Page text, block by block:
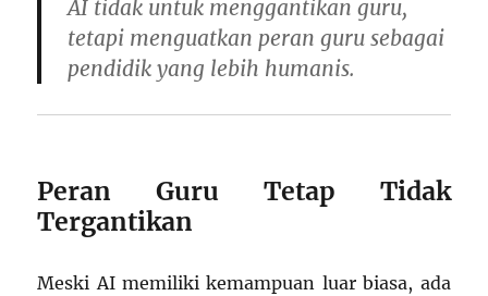
AI tidak untuk menggantikan guru,
tetapi menguatkan peran guru sebagai
pendidik yang lebih humanis.
Peran Guru Tetap Tidak
Tergantikan
Meski AI memiliki kemampuan luar biasa, ada